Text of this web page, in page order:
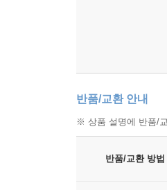
반품/교환 안내
※ 상품 설명에 반품/
반품/교환 방법